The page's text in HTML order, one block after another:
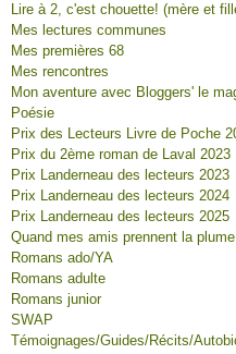
Lire à 2, c'est chouette! (mère et
Mes lectures communes
Mes premières 68
Mes rencontres
Mon aventure avec Bloggers' le
Poésie
Prix des Lecteurs Livre de Poche
Prix du 2ème roman de Laval 2023
Prix Landerneau des lecteurs 2023
Prix Landerneau des lecteurs 2024
Prix Landerneau des lecteurs 2025
Quand mes amis prennent la plume
Romans ado/YA
Romans adulte
Romans junior
SWAP
Témoignages/Guides/Récits/